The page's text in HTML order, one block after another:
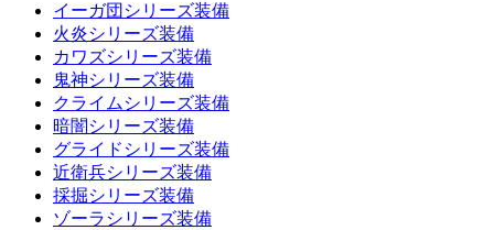
イーガ団シリーズ装備
火炎シリーズ装備
カワズシリーズ装備
鬼神シリーズ装備
クライムシリーズ装備
暗闇シリーズ装備
グライドシリーズ装備
近衛兵シリーズ装備
採掘シリーズ装備
ゾーラシリーズ装備